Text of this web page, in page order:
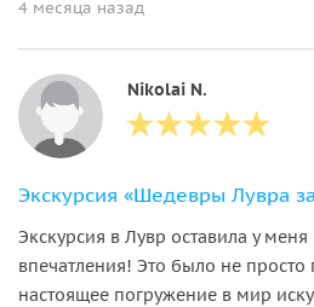
4 месяца назад
Nikolai N.
Экскурсия «Шедевры Лувра
Экскурсия в Лувр оставила у
впечатления! Это было не просто
настоящее погружение в мир